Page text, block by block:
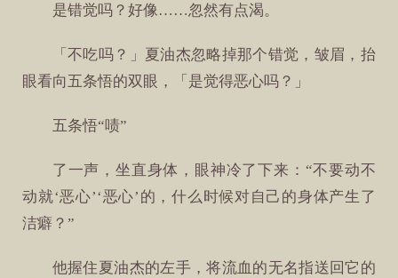
是错觉吗？好像……忽然有点渴。
「不吃吗？」夏油杰忽略掉那个错觉，皱眉，抬
眼看向五条悟的双眼，「是觉得恶心吗？」
五条悟“啧”
了一声，坐直身体，眼神冷了下来：“不要动不
动就‘恶心’‘恶心’的，什么时候对自己的身体产生了
洁癖？”
他握住夏油杰的左手，将流血的无名指送回它的